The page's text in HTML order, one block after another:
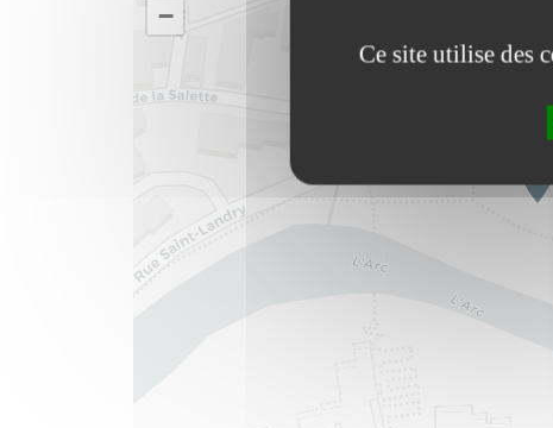
Ce site utilise des
−